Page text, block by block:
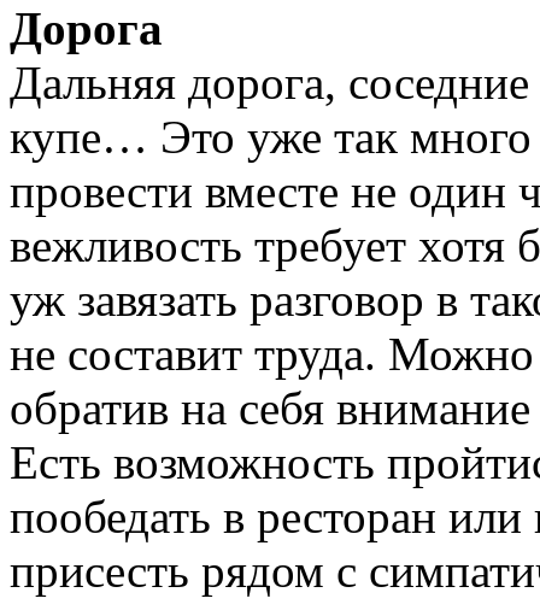
Дорога
Дальняя дорога,
купе… Это уже так
провести вместе не один
вежливость требует хотя
уж завязать разговор в
не составит труда.
обратив на себя
Есть возможность
пообедать в ресторан
присесть рядом с